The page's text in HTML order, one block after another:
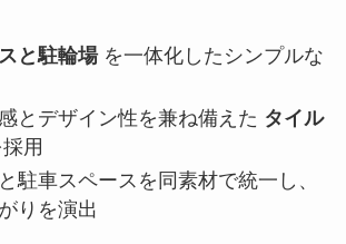
と駐輪場を一体化したシンプルな
とデザイン性を兼ね備えた タイル
用
駐車スペースを同素材で統一し、
りを演出